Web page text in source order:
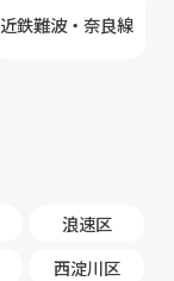
近鉄難波・奈良線
浪速区
西淀川区